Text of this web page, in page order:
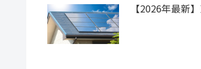
【2026年最新